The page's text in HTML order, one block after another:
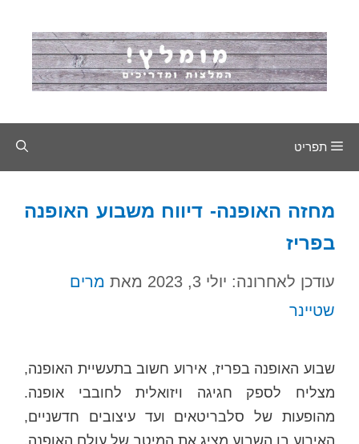
לתוכן
תפריט
מחזה האופנה- דיווח משבוע האופנה
בפריז
עודכן לאחרונה: יולי 3, 2023 מאת מרים
שטיינר
שבוע האופנה בפריז, אירוע חשוב בתעשיית האופנה,
מצליח לספק חגיגה ויזואלית לחובבי אופנה.
מהופעות של סלבריטאים ועד עיצובים חדשניים,
האירוע בן השבוע מציג את המיטב של עולם האופנה.